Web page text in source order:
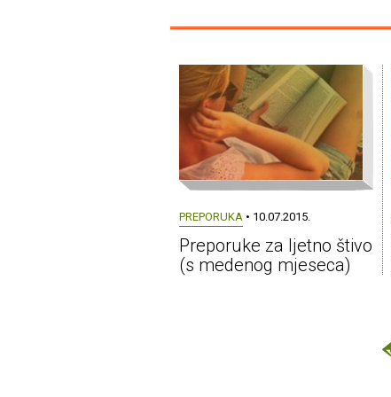
PREPORUKA • 10.07.2015.
Preporuke za ljetno štivo
(s medenog mjeseca)